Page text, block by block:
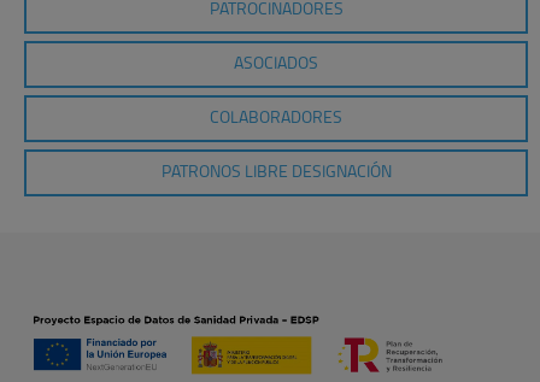
PATROCINADORES
ASOCIADOS
COLABORADORES
PATRONOS LIBRE DESIGNACIÓN